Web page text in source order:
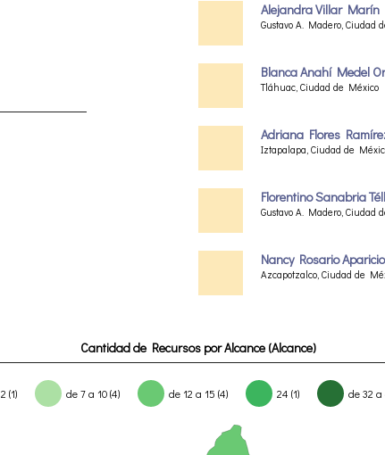
Alejandra Villar Marín
Gustavo A. Madero, Ciudad
Blanca Anahí Medel
Tláhuac, Ciudad de México
Adriana Flores
Iztapalapa, Ciudad de
Florentino Sanabria
Gustavo A. Madero, Ciudad
Nancy Rosario
Azcapotzalco, Ciudad de
Cantidad de Recursos por Alcance (Alcance)
2 (1) de 7 a 10 (4) de 12 a 15 (4) 24 (1) de 32 a